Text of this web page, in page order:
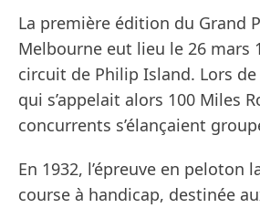
La première édition du Grand
Melbourne eut lieu le 26 mars
circuit de Philip Island. Lors
qui s’appelait alors 100 Miles
concurrents s’élançaient
En 1932, l’épreuve en peloton
course à handicap, destinée